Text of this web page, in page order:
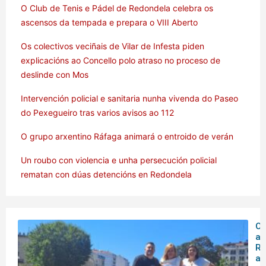
O Club de Tenis e Pádel de Redondela celebra os
ascensos da tempada e prepara o VIII Aberto
Os colectivos veciñais de Vilar de Infesta piden
explicacións ao Concello polo atraso no proceso de
deslinde con Mos
Intervención policial e sanitaria nunha vivenda do Paseo
do Pexegueiro tras varios avisos ao 112
O grupo arxentino Ráfaga animará o entroido de verán
Un roubo con violencia e unha persecución policial
rematan con dúas detencións en Redondela
O